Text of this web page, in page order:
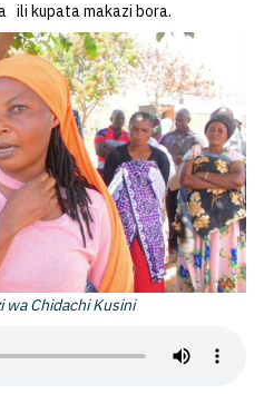
ili kupata makazi bora.
wa Chidachi Kusini